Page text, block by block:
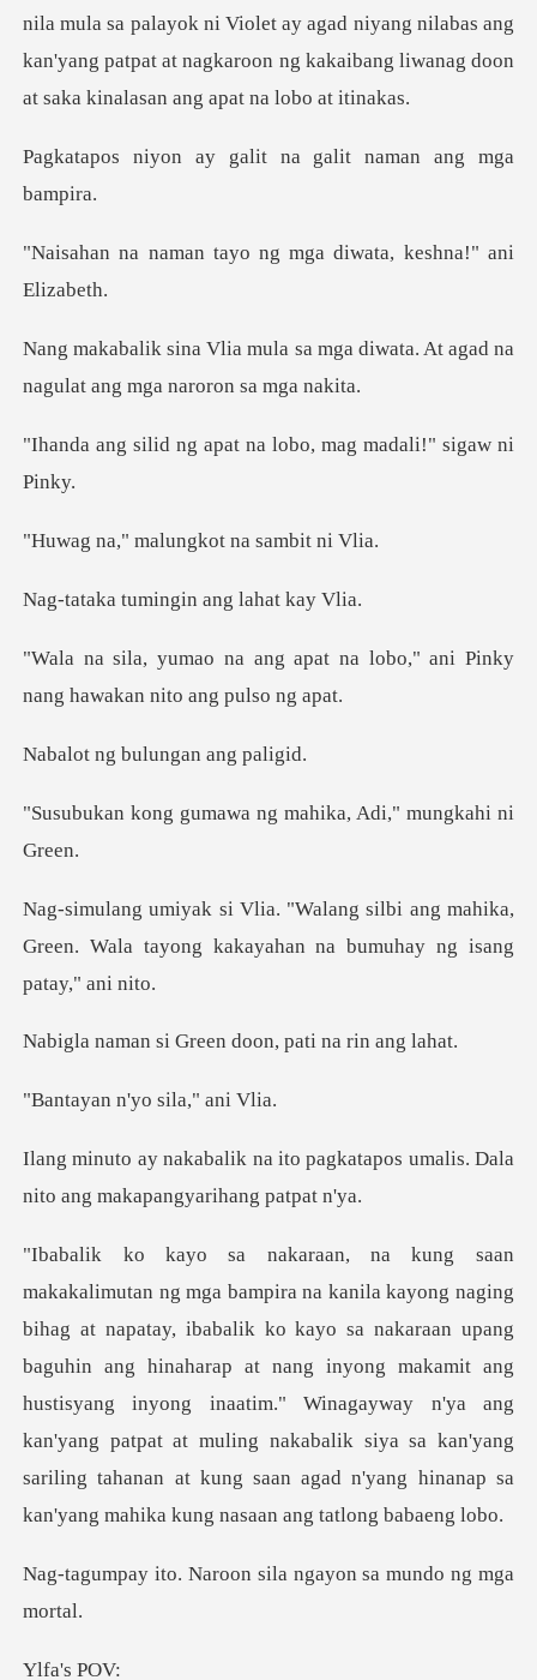
nila mula sa palayok ni Violet ay agad niyang nilabas ang
kan'yang patpa
galit na galit nam
yo ng mga diwata, kes
a mga diwata. At agad na
nagula
apat na lobo, mag mad
alungkot na s
mingin ang la
at na lobo," ani Pinky
nang ha
bulungan an
awa ng mahika, Adi,
bi ang mahika,
Green. Wala tayong kakaya
Green doon, pati
n'yo sila,
pagkatapos umalis. Dala
nito an
nakaraan upang
baguhin ang hinaharap at nang inyong makamit ang
hustisyang inyong inaatim." Winagayway n'ya ang
kan'yang patpat at mulin
roon sila ngayon sa
a's